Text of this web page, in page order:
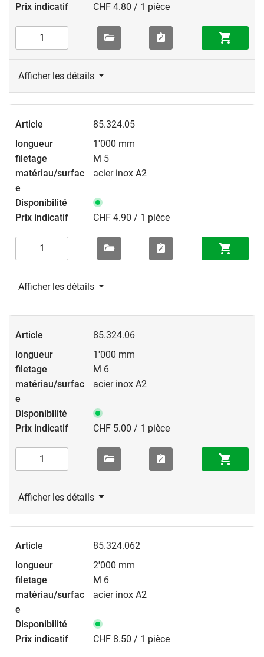
CHF 4.80 / 1 pièce
Afficher les détails
85.324.05
1'000 mm
M 5
acier inox A2
CHF 4.90 / 1 pièce
Afficher les détails
85.324.06
1'000 mm
M 6
acier inox A2
CHF 5.00 / 1 pièce
Afficher les détails
85.324.062
2'000 mm
M 6
acier inox A2
CHF 8.50 / 1 pièce